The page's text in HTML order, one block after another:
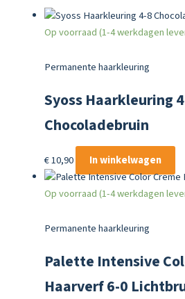
Op voorraad (1-4 werkdagen
Permanente haarkleuring
Syoss Haarkleuring
Chocoladebruin
€10,90 In winkelwagen
Op voorraad (1-4 werkdagen
Permanente haarkleuring
Palette Intensive
Haarverf 6-0